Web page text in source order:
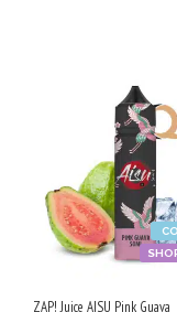
ZAP! Juice AISU Pink Guava